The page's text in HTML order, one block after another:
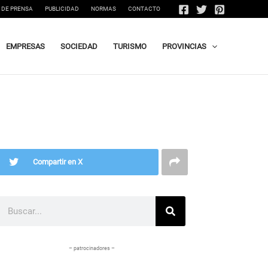
PRENSA PUBLICIDAD NORMAS CONTACTO
EMPRESAS SOCIEDAD TURISMO PROVINCIAS
Compartir en X
– patrocinadores –